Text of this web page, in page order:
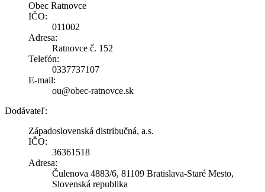
Obec Ratnovce
IČO:
011002
Adresa:
Ratnovce č. 152
Telefón:
0337737107
E-mail:
ou@obec-ratnovce.sk
Dodávateľ:
Západoslovenská distribučná, a.s.
IČO:
36361518
Adresa:
Čulenova 4883/6, 81109 Bratislava-Staré Mesto,
Slovenská republika